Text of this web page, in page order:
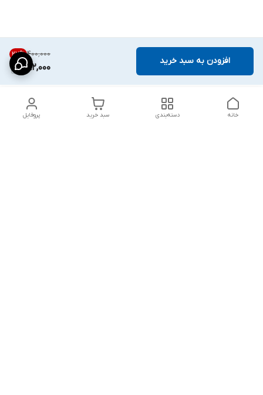
۴۰۰٬۰۰۰ 27%
292,000
افزودن به سبد خرید
پروفایل سبد خرید دسته‌بندی خانه